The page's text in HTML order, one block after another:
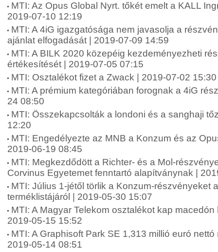
MTI: Az Opus Global Nyrt. tőkét emelt a KALL
2019-07-10 12:19
MTI: A 4iG igazgatósága nem javasolja a
ajánlat elfogadását | 2019-07-09 14:59
MTI: A BILK 2020 közepéig kezdeményezheti
értékesítését | 2019-07-05 07:15
MTI: Osztalékot fizet a Zwack | 2019-07-02 15:30
MTI: A prémium kategóriában forognak a 4iG
24 08:50
MTI: Összekapcsolták a londoni és a sanghaji
12:20
MTI: Engedélyezte az MNB a Konzum és az
2019-06-19 08:45
MTI: Megkezdődött a Richter- és a Mol-
Corvinus Egyetemet fenntartó alapítványnak |
MTI: Július 1-jétől törlik a Konzum-részvényeket
terméklistájáról | 2019-05-30 15:07
MTI: A Magyar Telekom osztalékot kap
2019-05-15 15:52
MTI: A Graphisoft Park SE 1,313 millió euró
2019-05-14 08:51